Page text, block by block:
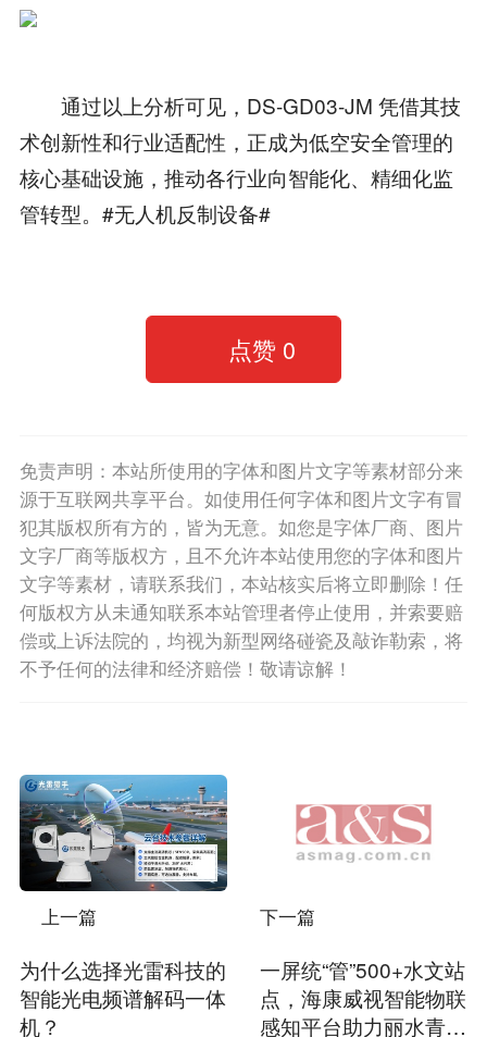
通过以上分析可见，DS-GD03-JM 凭借其技
术创新性和行业适配性，正成为低空安全管理的
核心基础设施，推动各行业向智能化、精细化监
管转型。#无人机反制设备#
点赞 0
免责声明：本站所使用的字体和图片文字等素材部分来
源于互联网共享平台。如使用任何字体和图片文字有冒
犯其版权所有方的，皆为无意。如您是字体厂商、图片
文字厂商等版权方，且不允许本站使用您的字体和图片
文字等素材，请联系我们，本站核实后将立即删除！任
何版权方从未通知联系本站管理者停止使用，并索要赔
偿或上诉法院的，均视为新型网络碰瓷及敲诈勒索，将
不予任何的法律和经济赔偿！敬请谅解！
上一篇
为什么选择光雷科技的
智能光电频谱解码一体
机？
下一篇
一屏统“管”500+水文站
点，海康威视智能物联
感知平台助力丽水青田